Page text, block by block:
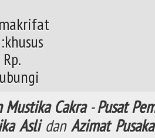
Mustika Cakra-Pusat
AslidanAzimat Pusaka